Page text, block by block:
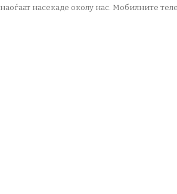
наоѓаат насекаде околу нас. Мобилните